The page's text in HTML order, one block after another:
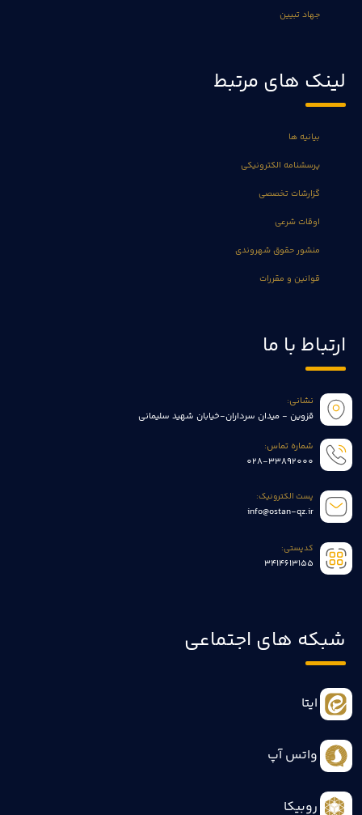
جهاد تبیین
لینک های مرتبط
بیانیه ها
پرسشنامه الکترونیکی
گزارشات تخصصی
اوقات شرعی
منشور حقوق شهروندی
قوانین و مقررات
ارتباط با ما
نشانی:
قزوین - میدان سرداران-خیابان شهید سلیمانی
شماره تماس:
028-33892000
پست الکترونیک:
info@ostan-qz.ir
کدپستی:
3414613155
شبکه های اجتماعی
ایتا
واتس آپ
روبیکا